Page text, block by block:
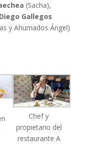
(Sacha),
Diego Gallegos
y Ahumados Ángel)
Chef y
propietario del
restaurante A